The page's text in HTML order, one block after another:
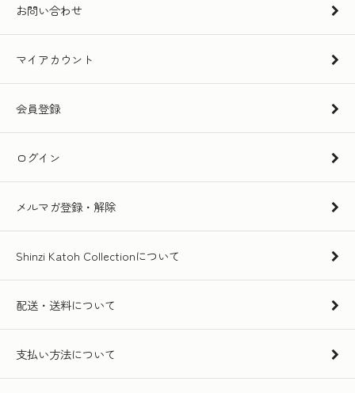
お問い合わせ
マイアカウント
会員登録
ログイン
メルマガ登録・解除
Shinzi Katoh Collectionについて
配送・送料について
支払い方法について